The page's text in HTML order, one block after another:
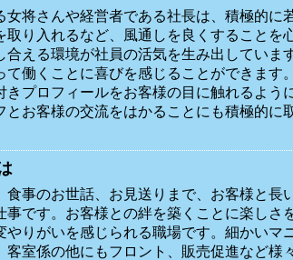
女将さんや経営者である社長は、積極的に
取り入れるなど、風通しを良くすることを
合える環境が社員の活気を生み出していま
て働くことに喜びを感じることができます
きプロフィールをお客様の目に触れるよう
とお客様の交流をはかることにも積極的に
食事のお世話、お見送りまで、お客様と長
事です。お客様との絆を築くことに楽しさ
やりがいを感じられる職場です。細かいマ
客室係の他にもフロント、販売促進など様